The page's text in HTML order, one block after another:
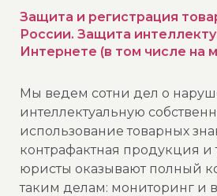
Защита и регистрация
России. Защита
Интернете (в том числе на
Мы ведем сотни дел о
интеллектуальную
использование товарных
контрафактная продукция и
юристы оказывают полный
таким делам: мониторинг и